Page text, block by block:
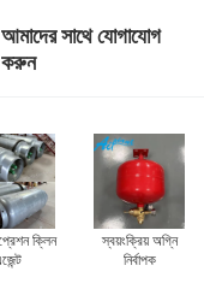
আমাদের সাথে যোগাযোগ
করুন